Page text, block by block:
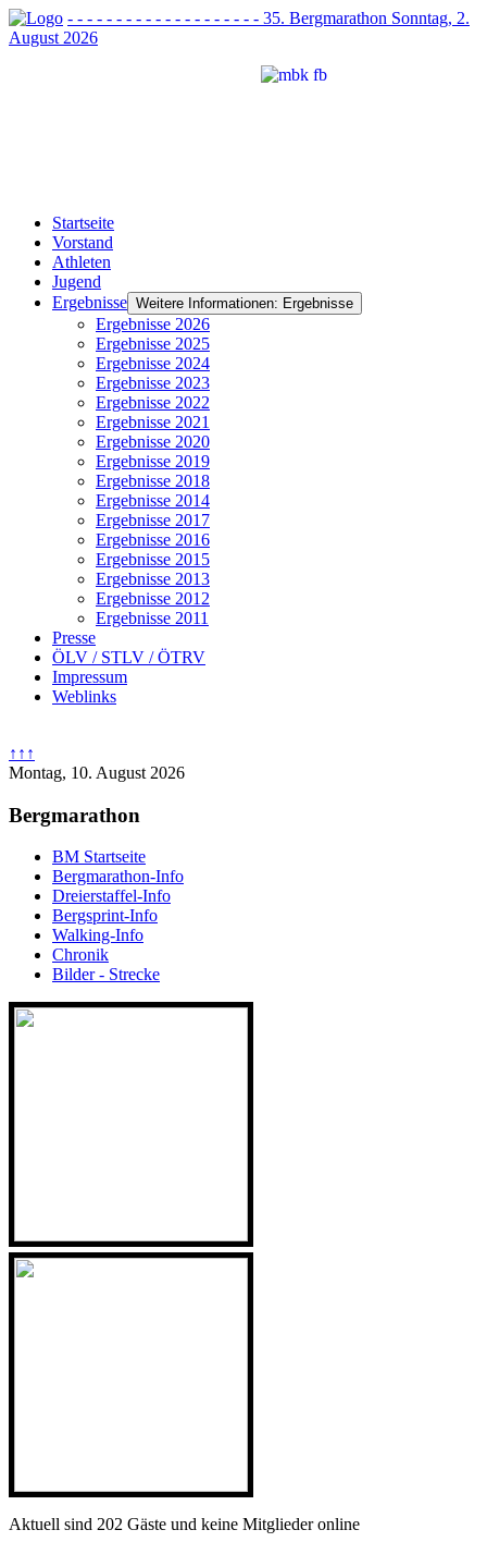
- - - - - - - - - - - - - - - - - - - - 35. Bergmarathon Sonntag, 2.
August 2026
Startseite
Vorstand
Athleten
Jugend
Ergebnisse Weitere Informationen: Ergebnisse
Ergebnisse 2026
Ergebnisse 2025
Ergebnisse 2024
Ergebnisse 2023
Ergebnisse 2022
Ergebnisse 2021
Ergebnisse 2020
Ergebnisse 2019
Ergebnisse 2018
Ergebnisse 2014
Ergebnisse 2017
Ergebnisse 2016
Ergebnisse 2015
Ergebnisse 2013
Ergebnisse 2012
Ergebnisse 2011
Presse
ÖLV / STLV / ÖTRV
Impressum
Weblinks
↑↑↑
Montag, 10. August 2026
Bergmarathon
BM Startseite
Bergmarathon-Info
Dreierstaffel-Info
Bergsprint-Info
Walking-Info
Chronik
Bilder - Strecke
Aktuell sind 202 Gäste und keine Mitglieder online